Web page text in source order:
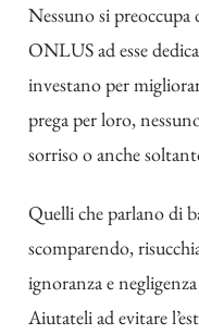
Nessuno si
ONLUS ad esse
investano per
prega per loro,
sorriso o anche
Quelli che parlano di
scomparendo,
ignoranza e
Aiutateli ad evitare